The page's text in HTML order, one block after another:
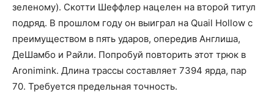
зеленому). Скотти Шеффлер нацелен на второй титул
подряд. В прошлом году он выиграл на Quail Hollow с
преимуществом в пять ударов, опередив Англиша,
ДеШамбо и Райли. Попробуй повторить этот трюк в
Aronimink. Длина трассы составляет 7394 ярда, пар
70. Требуется предельная точность.